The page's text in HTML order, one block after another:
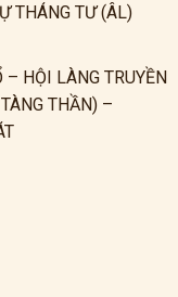
THÁNG TƯ (ÂL)
– HỘI LÀNG TRUYỀN
THẦN) –